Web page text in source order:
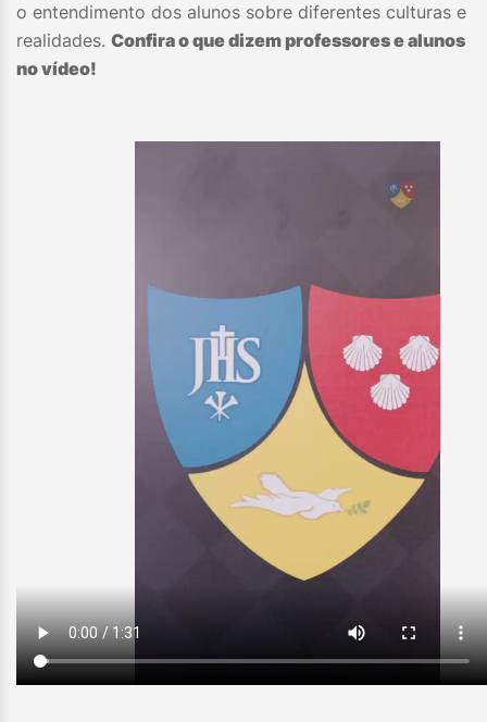
o entendimento dos alunos sobre diferentes culturas e
realidades. Confira o que dizem professores e alunos
no vídeo!